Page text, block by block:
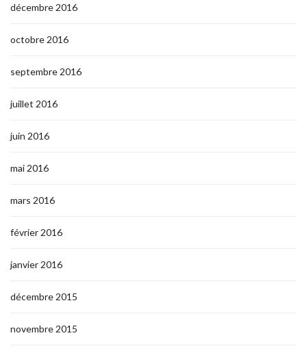
décembre 2016
octobre 2016
septembre 2016
juillet 2016
juin 2016
mai 2016
mars 2016
février 2016
janvier 2016
décembre 2015
novembre 2015